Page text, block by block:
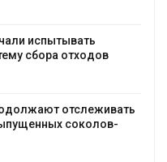
испытывать
сбора отходов
отслеживать
соколов-